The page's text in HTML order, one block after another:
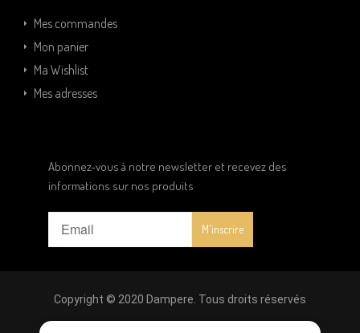
Mes commandes
Mon panier
Ma Wishlist
Mes adresses
Abonnez-vous à notre newsletter et recevez des
informations sur nos produits
Copyright © 2020 Dampere. Tous droits réservés